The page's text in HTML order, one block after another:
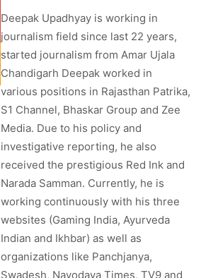
Deepak Upadhyay is working in
journalism field since last 22 years,
started journalism from Amar Ujala
Chandigarh Deepak worked in
various positions in Rajasthan Patrika,
S1 Channel, Bhaskar Group and Zee
Media. Due to his policy and
investigative reporting, he also
received the prestigious Red Ink and
Narada Samman. Currently, he is
working continuously with his three
websites (Gaming India, Ayurveda
Indian and Ikhbar) as well as
organizations like Panchjanya,
Swadesh, Navodaya Times, TV9 and